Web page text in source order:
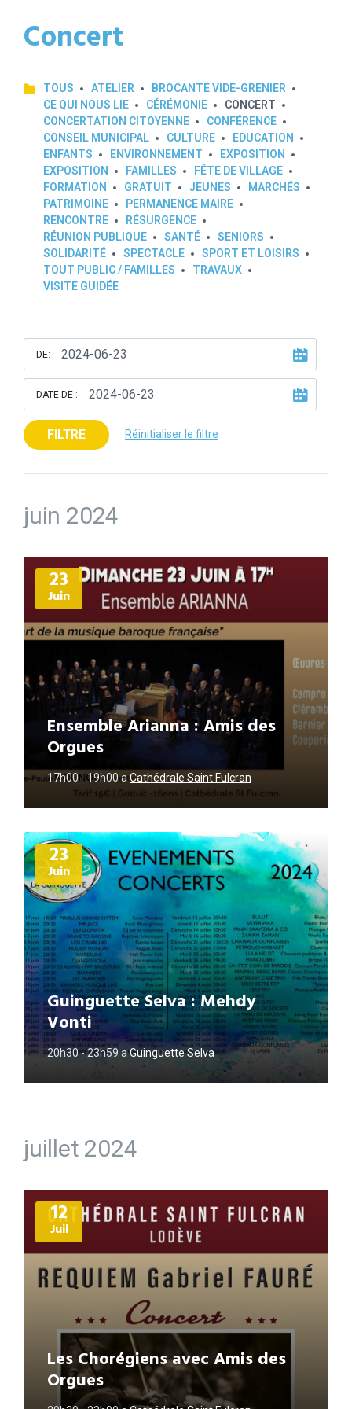
Concert
TOUS ATELIER
BROCANTE VIDE-GRENIER
CE QUI NOUS LIE
CÉRÉMONIE
CONCERT
CONCERTATION CITOYENNE
CONFÉRENCE
CONSEIL MUNICIPAL
CULTURE
EDUCATION
ENFANTS
ENVIRONNEMENT
EXPOSITION
EXPOSITION
FAMILLES
FÊTE DE VILLAGE
FORMATION
GRATUIT JEUNES
MARCHÉS
PATRIMOINE
PERMANENCE MAIRE
RENCONTRE
RÉSURGENCE
RÉUNION PUBLIQUE
SANTÉ
SENIORS
SOLIDARITÉ
SPECTACLE
SPORT ET LOISIRS
TOUT PUBLIC / FAMILLES
TRAVAUX
VISITE GUIDÉE
DE:
DATE DE :
FILTRE Réinitialiser le filtre
juin 2024
23
Juin
Ensemble Arianna : Amis des
Orgues
17h00 - 19h00aCathédrale Saint Fulcran
Plus
d'informations
23
Juin
Guinguette Selva : Mehdy
Vonti
20h30 - 23h59 aGuinguette Selva
Plus
d'informations
juillet 2024
12
Juil
Les Chorégiens avec Amis des
Orgues
Plus
d'informations